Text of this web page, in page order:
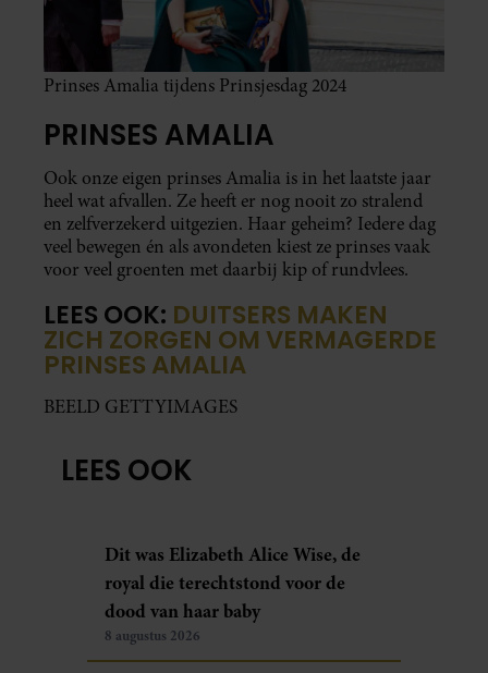
Prinses Amalia tijdens Prinsjesdag 2024
PRINSES AMALIA
Ook onze eigen prinses Amalia is in het laatste jaar
heel wat afvallen. Ze heeft er nog nooit zo stralend
en zelfverzekerd uitgezien. Haar geheim? Iedere dag
veel bewegen én als avondeten kiest ze prinses vaak
voor veel groenten met daarbij kip of rundvlees.
LEES OOK: DUITSERS MAKEN
ZICH ZORGEN OM VERMAGERDE
PRINSES AMALIA
BEELD GETTYIMAGES
LEES OOK
Dit was Elizabeth Alice Wise, de
royal die terechtstond voor de
dood van haar baby
8 augustus 2026